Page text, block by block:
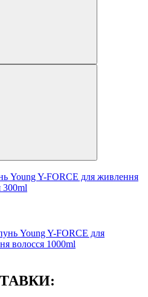
Young Y-FORCE для живлення
300ml